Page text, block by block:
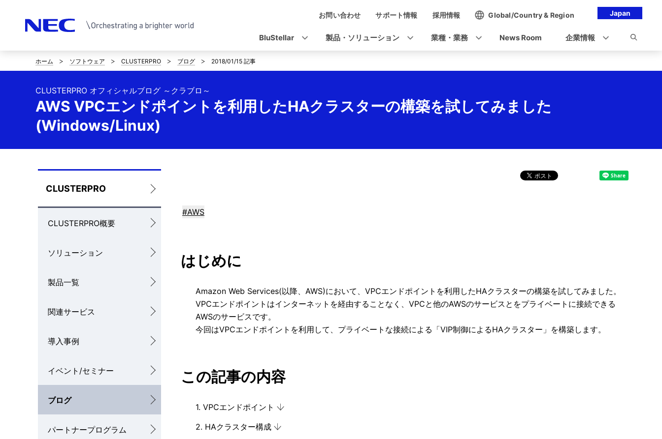
Japan
ゲ
ー
ョ
お問い合わせ サポート情報 採用情報 Global/Country & Region
BluStellar 製品・ソリューション 業種・業務 News Room 企業情報
サ
イ
ト
内
ホーム ソフトウェア CLUSTERPRO ブログ 2018/01/15 記事
AWS VPCエンドポイントを利用したHAクラスターの構築を試してみました
(Windows/Linux)
CLUSTERPRO オフィシャルブログ ～クラブロ～
ロ
ー
カ
ビ
シ
CLUSTERPRO
CLUSTERPRO概要
ソリューション
製品一覧
関連サービス
導入事例
イベント/セミナー
ブログ
パートナープログラム
#AWS
はじめに
Amazon Web Services(以降、AWS)において、VPCエンドポイントを利用したHAクラスターの構築を試してみました。
VPCエンドポイントはインターネットを経由することなく、VPCと他のAWSのサービスとをプライベートに接続できる
AWSのサービスです。
今回はVPCエンドポイントを利用して、プライベートな接続による「VIP制御によるHAクラスター」を構築します。
この記事の内容
1. VPCエンドポイント
2. HAクラスター構成